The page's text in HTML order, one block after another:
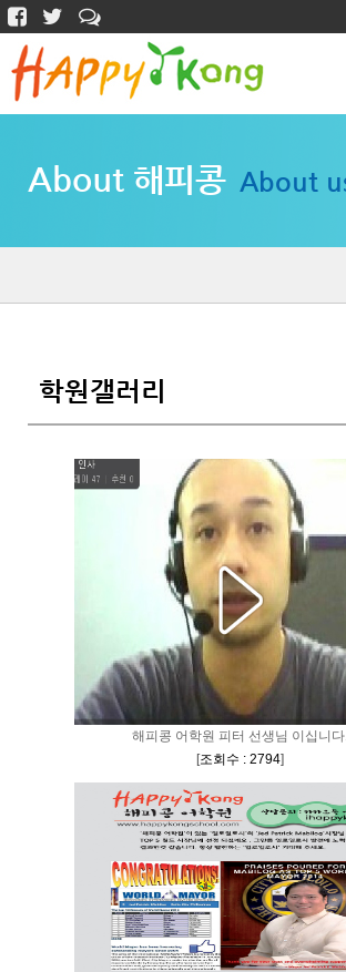
About 해피콩 About
학원갤러리
해피콩 어학원 피터 선생님 이십니다.
[조회수 : 2794]